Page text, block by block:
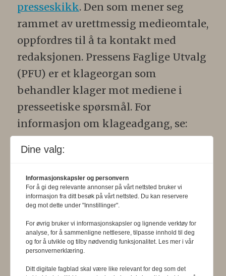
presseskikk. Den som mener seg
rammet av urettmessig medieomtale,
oppfordres til å ta kontakt med
redaksjonen. Pressens Faglige Utvalg
(PFU) er et klageorgan som
behandler klager mot mediene i
presseetiske spørsmål. For
informasjon om klageadgang, se:
www.presse.no.
skal gjennom en saklig og fri
informasjons- og opinionsformidling
seg i samsvar med samfunnets og
befolkningens behov. Tidsskriftet skal
belyse fysioterapifaglige
Dine valg:
Informasjonskapsler og personvern
For å gi deg relevante annonser på vårt nettsted bruker vi
informasjon fra ditt besøk på vårt nettsted. Du kan reservere
deg mot dette under "Innstillinger".
For øvrig bruker vi informasjonskapsler og lignende verktøy for
analyse, for å sammenligne nettlesere, tilpasse innhold til deg
og for å utvikle og tilby nødvendig funksjonalitet. Les mer i vår
personvernerklæring.
Ditt digitale fagblad skal være like relevant for deg som det